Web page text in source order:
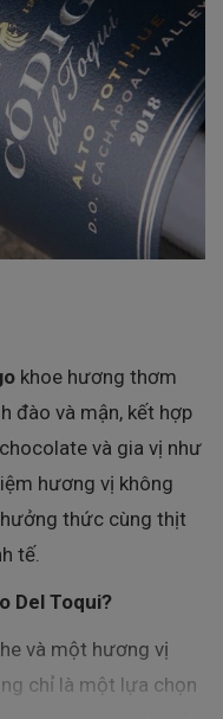
khoe hương thơm
đào và mận, kết hợp
và gia vị như
hương vị không
thức cùng thịt
tế.
Del Toqui?
và một hương vị
chỉ là một lựa chọn